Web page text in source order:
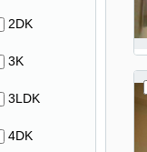
2DK
3K
3LDK
4DK